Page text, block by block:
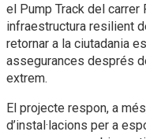
el Pump Track del
infraestructura resilient
retornar a la ciutadania
assegurances després
extrem.
El projecte respon, a
d’instal·lacions per a